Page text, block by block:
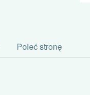
Poleć stronę